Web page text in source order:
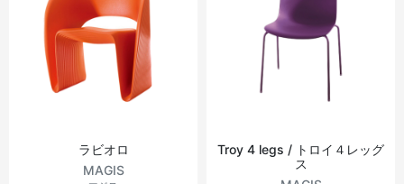
ラビオロ
MAGIS
Troy 4 legs / トロイ４レッグ
ス